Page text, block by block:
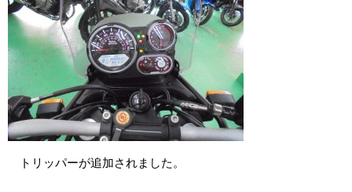
トリッパーが追加されました。